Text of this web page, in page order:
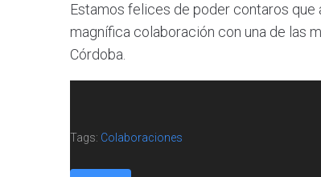
Estamos felices de poder contaros que
magnífica colaboración con una de las
Córdoba.
Tags: Colaboraciones